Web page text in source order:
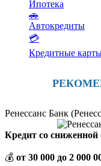
Ипотека
🚗
Автокредиты
💳
Кредитные
Ренессанс Банк
Кредит со сниженной
💰 от 30 000 до 2 000